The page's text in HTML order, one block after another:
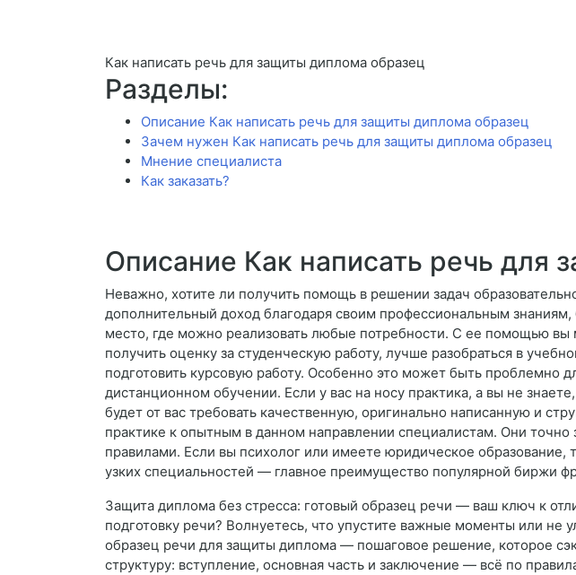
Как написать речь для защиты диплома образец
Разделы:
Описание Как написать речь для защиты диплома образец
Зачем нужен Как написать речь для защиты диплома образец
Мнение специалиста
Как заказать?
Описание Как написать речь для
Неважно, хотите ли получить помощь в решении задач
дополнительный доход благодаря своим профессиональным
место, где можно реализовать любые потребности. С ее помощью вы
получить оценку за студенческую работу, лучше разобраться в
подготовить курсовую работу. Особенно это может быть проблемно
дистанционном обучении. Если у вас на носу практика, а вы не
будет от вас требовать качественную, оригинально написанную и
практике к опытным в данном направлении специалистам. Они
правилами. Если вы психолог или имеете юридическое
узких специальностей — главное преимущество популярной биржи
Защита диплома без стресса: готовый образец речи — ваш ключ к
подготовку речи? Волнуетесь, что упустите важные моменты или
образец речи для защиты диплома — пошаговое решение, которое
структуру: вступление, основная часть и заключение — всё по